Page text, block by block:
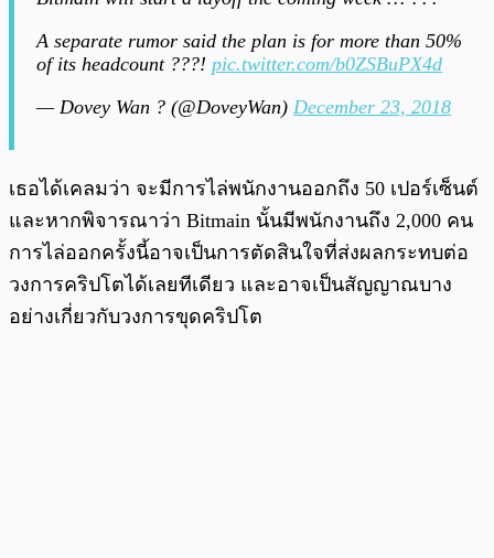
A separate rumor said the plan is for more than 50%
of its headcount ???! pic.twitter.com/b0ZSBuPX4d
— Dovey Wan ? (@DoveyWan) December 23, 2018
เธอได้เคลมว่า จะมีการไล่พนักงานออกถึง 50 เปอร์เซ็นต์
และหากพิจารณาว่า Bitmain นั้นมีพนักงานถึง 2,000 คน
การไล่ออกครั้งนี้อาจเป็นการตัดสินใจที่ส่งผลกระทบต่อ
วงการคริปโตได้เลยทีเดียว และอาจเป็นสัญญาณบาง
อย่างเกี่ยวกับวงการขุดคริปโต